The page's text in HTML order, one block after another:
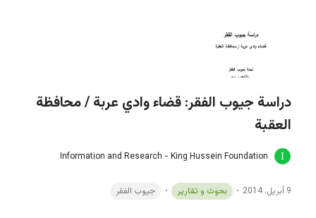
دراسة جيوب الفقر: قضاء وادي عربة / محافظة
العقبة
Information and Research - King Hussein Foundation
9 أبريل، 2014 بحوث و تقارير جيوب الفقر